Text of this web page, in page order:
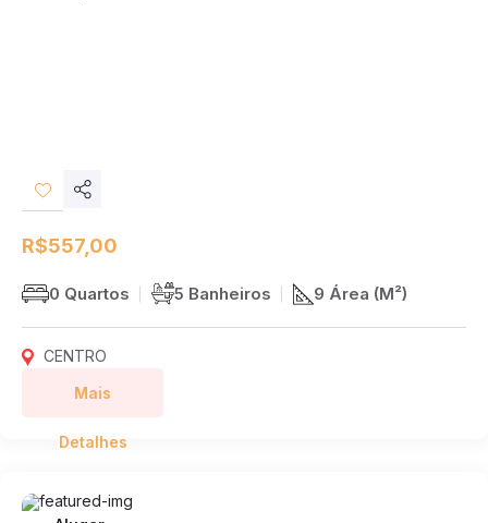
DesejosCompartilhar
R$557,00
0 Quartos 5 Banheiros 9 Área (M²)
CENTRO
Mais
Detalhes